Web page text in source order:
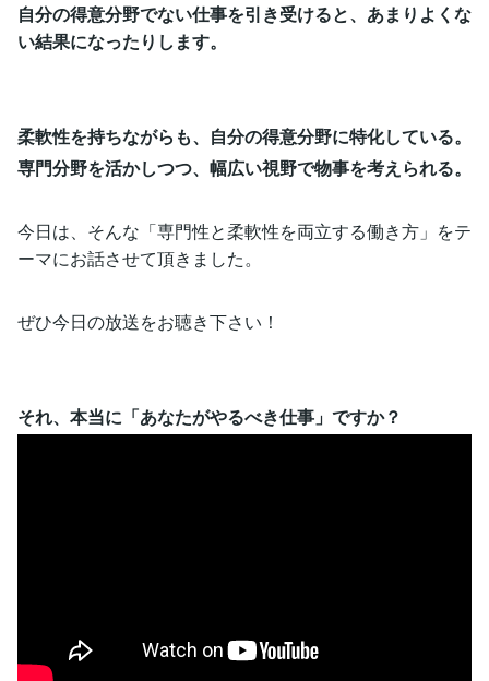
自分の得意分野でない仕事を引き受けると、あまりよくな
い結果になったりします。
柔軟性を持ちながらも、自分の得意分野に特化している。
専門分野を活かしつつ、幅広い視野で物事を考えられる。
今日は、そんな「専門性と柔軟性を両立する働き方」をテ
ーマにお話させて頂きました。
ぜひ今日の放送をお聴き下さい！
それ、本当に「あなたがやるべき仕事」ですか？